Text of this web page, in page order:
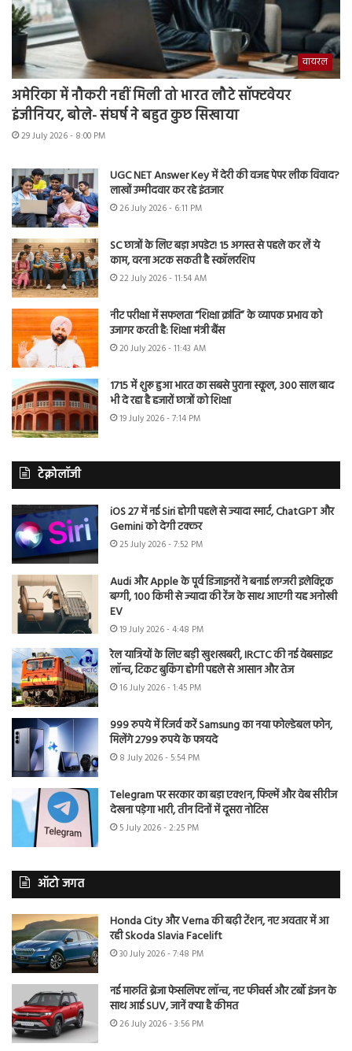
वायरल
अमेरिका में नौकरी नहीं मिली तो भारत लौटे सॉफ्टवेयर
इंजीनियर, बोले- संघर्ष ने बहुत कुछ सिखाया
29 July 2026 - 8:00 PM
UGC NET Answer Key में देरी की वजह पेपर लीक विवाद?
लाखों उम्मीदवार कर रहे इंतजार
26 July 2026 - 6:11 PM
SC छात्रों के लिए बड़ा अपडेट! 15 अगस्त से पहले कर लें ये
काम, वरना अटक सकती है स्कॉलरशिप
22 July 2026 - 11:54 AM
नीट परीक्षा में सफलता “शिक्षा क्रांति” के व्यापक प्रभाव को
उजागर करती है: शिक्षा मंत्री बैंस
20 July 2026 - 11:43 AM
1715 में शुरू हुआ भारत का सबसे पुराना स्कूल, 300 साल बाद
भी दे रहा है हजारों छात्रों को शिक्षा
19 July 2026 - 7:14 PM
टेक्नोलॉजी
iOS 27 में नई Siri होगी पहले से ज्यादा स्मार्ट, ChatGPT और
Gemini को देगी टक्कर
25 July 2026 - 7:52 PM
Audi और Apple के पूर्व डिजाइनरों ने बनाई लग्जरी इलेक्ट्रिक
बग्गी, 100 किमी से ज्यादा की रेंज के साथ आएगी यह अनोखी
EV
19 July 2026 - 4:48 PM
रेल यात्रियों के लिए बड़ी खुशखबरी, IRCTC की नई वेबसाइट
लॉन्च, टिकट बुकिंग होगी पहले से आसान और तेज
16 July 2026 - 1:45 PM
999 रुपये में रिजर्व करें Samsung का नया फोल्डेबल फोन,
मिलेंगे 2799 रुपये के फायदे
8 July 2026 - 5:54 PM
Telegram पर सरकार का बड़ा एक्शन, फिल्में और वेब सीरीज
देखना पड़ेगा भारी, तीन दिनों में दूसरा नोटिस
5 July 2026 - 2:25 PM
ऑटो जगत
Honda City और Verna की बढ़ी टेंशन, नए अवतार में आ
रही Skoda Slavia Facelift
30 July 2026 - 7:48 PM
नई मारुति ब्रेजा फेसलिफ्ट लॉन्च, नए फीचर्स और टर्बो इंजन के
साथ आई SUV, जानें क्या है कीमत
26 July 2026 - 3:56 PM